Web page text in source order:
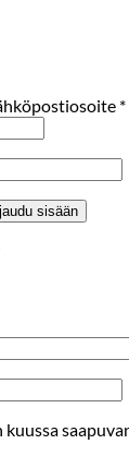
*
sisään